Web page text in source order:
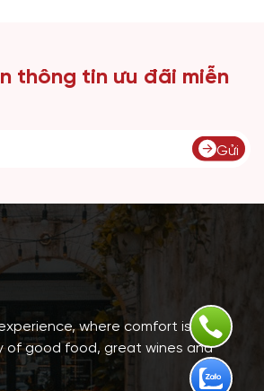
thông tin ưu đãi miễn
Gửi
where comfort is lived
of good food, great wines and